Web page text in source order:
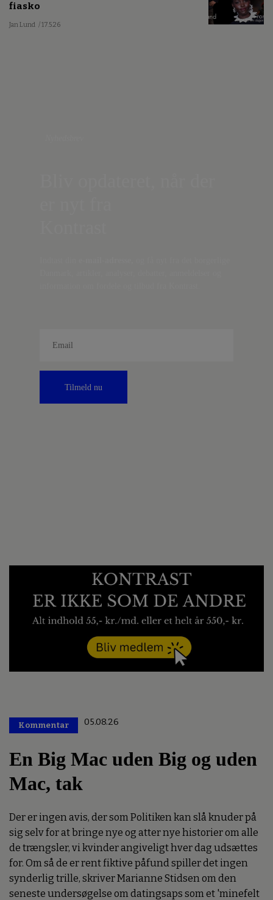
fiasko
Jan Lund / 17.5.26
Tilmeld nu
Kommentar 05.08.26
En Big Mac uden Big og uden
Mac, tak
Der er ingen avis, der som Politiken kan slå knuder på
sig selv for at bringe nye og atter nye historier om alle
de trængsler, vi kvinder angiveligt hver dag udsættes
for. Om så de er rent fiktive påfund spiller det ingen
synderlig trille, skriver Marianne Stidsen om den
seneste undersøgelse om datingsaps som et 'minefelt